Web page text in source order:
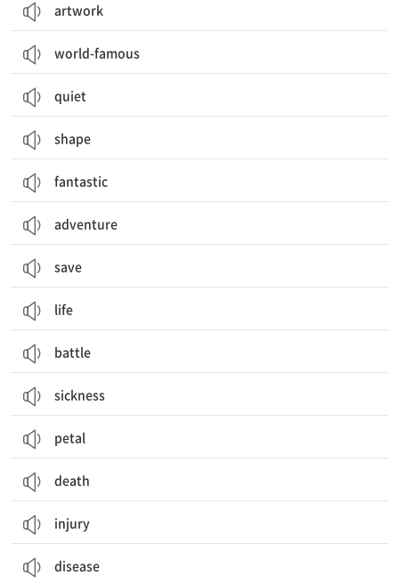
artwork
world-famous
quiet
shape
fantastic
adventure
save
life
battle
sickness
petal
death
injury
disease